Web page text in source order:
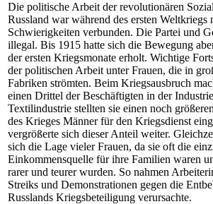
Die politische Arbeit der revolutionären
Russland war während des ersten Weltkriegs
Schwierigkeiten verbunden. Die Partei und
illegal. Bis 1915 hatte sich die Bewegung
der ersten Kriegsmonate erholt. Wichtige
der politischen Arbeit unter Frauen, die in
Fabriken strömten. Beim Kriegsausbruch
einen Drittel der Beschäftigten in der
Textilindustrie stellten sie einen noch
des Krieges Männer für den Kriegsdienst
vergrößerte sich dieser Anteil weiter.
sich die Lage vieler Frauen, da sie oft die
Einkommensquelle für ihre Familien waren
rarer und teurer wurden. So nahmen
Streiks und Demonstrationen gegen die
Russlands Kriegsbeteiligung verursachte.